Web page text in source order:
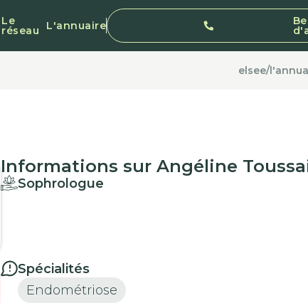
Le
réseau L'annuaire
elsee/
Informations sur Angéline
Sophrologue
Spécialités
Endométriose